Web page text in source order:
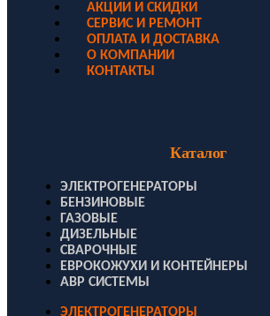
АКЦИИ И СКИДКИ
СЕРВИС И РЕМОНТ
ОПЛАТА И ДОСТАВКА
О КОМПАНИИ
КОНТАКТЫ
Каталог
ЭЛЕКТРОГЕНЕРАТОРЫ
БЕНЗИНОВЫЕ
ГАЗОВЫЕ
ДИЗЕЛЬНЫЕ
СВАРОЧНЫЕ
ЕВРОКОЖУХИ И КОНТЕЙНЕРЫ
АВР СИСТЕМЫ
ЭЛЕКТРОГЕНЕРАТОРЫ